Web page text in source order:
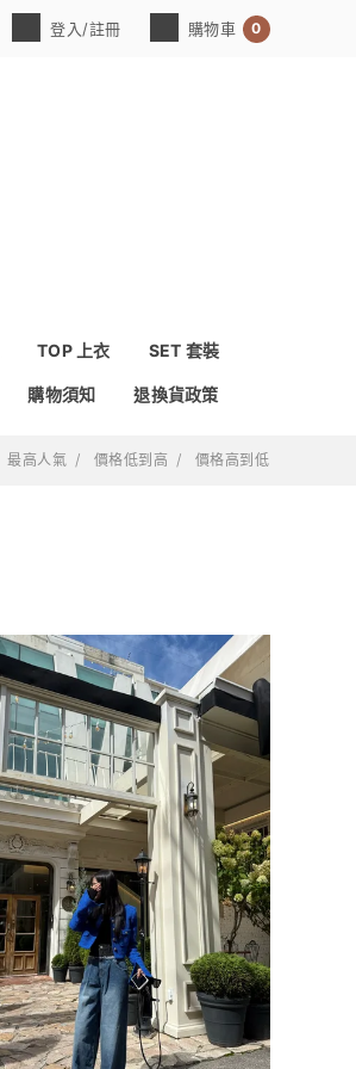
登入/註冊 購物車 0
TOP 上衣 SET 套裝
購物須知 退換貨政策
最高人氣 價格低到高 價格高到低